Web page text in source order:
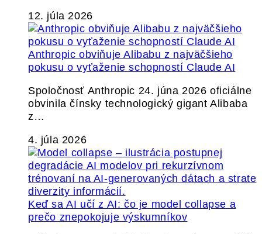
12. júla 2026
Anthropic obviňuje Alibabu z najväčšieho
pokusu o vyťaženie schopností Claude AI
Spoločnosť Anthropic 24. júna 2026 oficiálne
obvinila čínsky technologický gigant Alibaba
z…
4. júla 2026
Keď sa AI učí z AI: čo je model collapse a
prečo znepokojuje výskumníkov